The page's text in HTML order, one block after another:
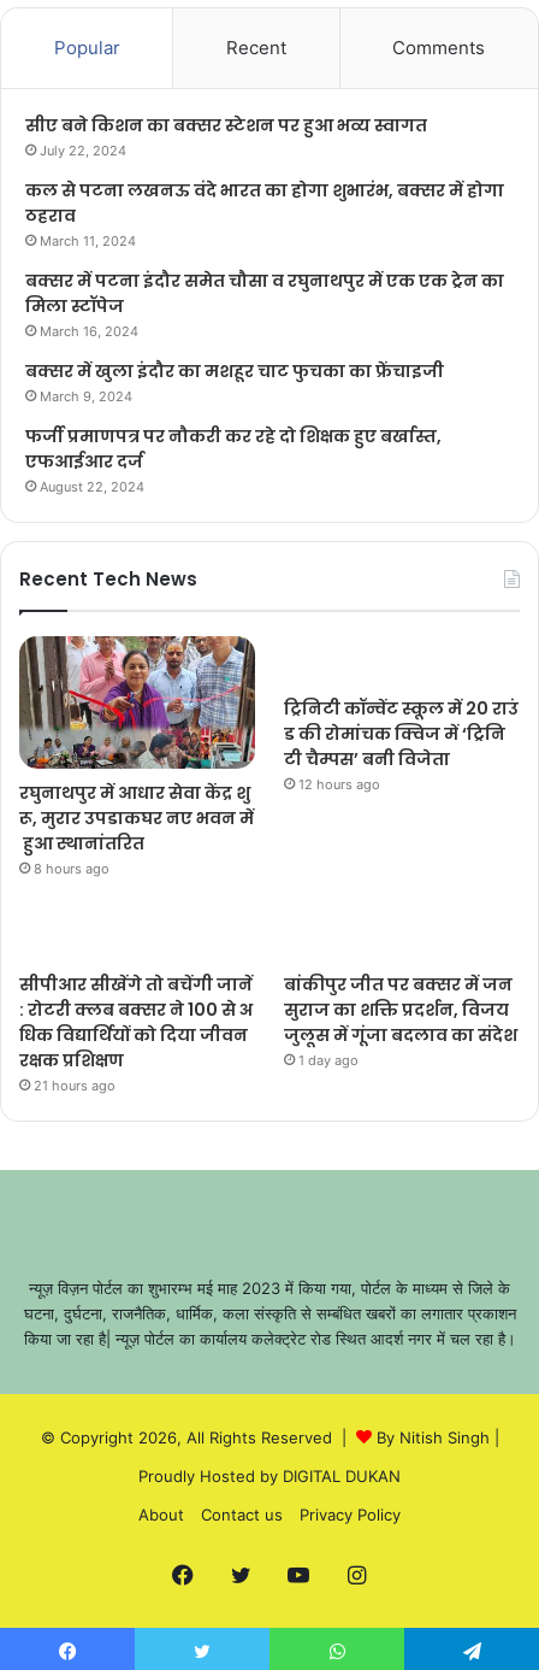
Popular Recent Comments
सीए बने किशन का बक्सर स्टेशन पर हुआ भव्य स्वागत
July 22, 2024
कल से पटना लखनऊ वंदे भारत का होगा शुभारंभ, बक्सर में होगा
ठहराव
March 11, 2024
बक्सर में पटना इंदौर समेत चौसा व रघुनाथपुर में एक एक ट्रेन का
मिला स्टॉपेज
March 16, 2024
बक्सर में खुला इंदौर का मशहूर चाट फुचका का फ्रेंचाइजी
March 9, 2024
फर्जी प्रमाणपत्र पर नौकरी कर रहे दो शिक्षक हुए बर्खास्त,
एफआईआर दर्ज
August 22, 2024
Recent Tech News
रघुनाथपुर में आधार सेवा केंद्र शु
रू, मुरार उपडाकघर नए भवन में
हुआ स्थानांतरित
8 hours ago
ट्रिनिटी कॉन्वेंट स्कूल में 20 राउं
ड की रोमांचक क्विज में ‘ट्रिनि
टी चैम्पस’ बनी विजेता
12 hours ago
सीपीआर सीखेंगे तो बचेंगी जानें
: रोटरी क्लब बक्सर ने 100 से अ
धिक विद्यार्थियों को दिया जीवन
रक्षक प्रशिक्षण
21 hours ago
बांकीपुर जीत पर बक्सर में जन
सुराज का शक्ति प्रदर्शन, विजय
जुलूस में गूंजा बदलाव का संदेश
1 day ago
न्यूज़ विज़न पोर्टल का शुभारम्भ मई माह 2023 में किया गया, पोर्टल के माध्यम से जिले के
घटना, दुर्घटना, राजनैतिक, धार्मिक, कला संस्कृति से सम्बंधित खबरों का लगातार प्रकाशन
किया जा रहा है| न्यूज़ पोर्टल का कार्यालय कलेक्ट्रेट रोड स्थित आदर्श नगर में चल रहा है।
© Copyright 2026, All Rights Reserved | By Nitish Singh
Proudly Hosted by DIGITAL DUKAN
About
Contact us Privacy Policy
Facebook
Twitter YouTubeInstagram